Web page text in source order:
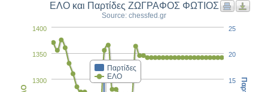
ΕΛΟ και Παρτίδες ΖΩΓΡΑΦΟΣ ΦΩΤΙΟΣ
Source: chessfed.gr
Παρτίδες
ΕΛΟ
1300
1350
1400
15
20
25